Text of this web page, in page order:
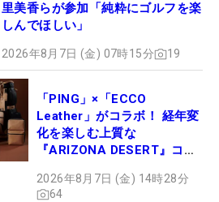
里美香らが参加「純粋にゴルフを楽
しんでほしい」
2026年8月7日 (金) 07時15分 19
「PING」×「ECCO
Leather」がコラボ！ 経年変
化を楽しむ上質な
『ARIZONA DESERT』コレ
ュー
2026年8月7日 (金) 14時28分
64